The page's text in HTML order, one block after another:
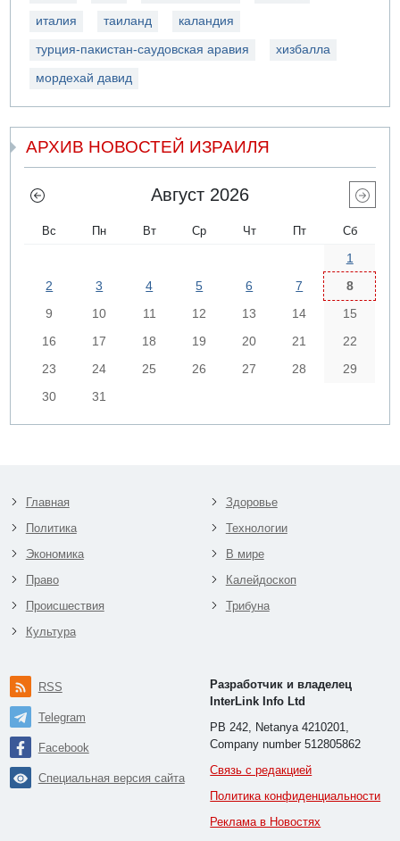
италия таиланд каландия
турция-пакистан-саудовская аравия хизбалла
мордехай давид
АРХИВ НОВОСТЕЙ ИЗРАИЛЯ
Август 2026
Вс Пн Вт Ср Чт Пт Сб
1
2
3 4 5 6 7
8
9
10 11 12 13 14
15
16
17 18 19 20 21
22
23
24 25 26 27 28
29
30
31
Главная
Политика
Экономика
Право
Происшествия
Культура
Здоровье
Технологии
В мире
Калейдоскоп
Трибуна
RSS
Telegram
Facebook
Специальная версия сайта
Разработчик и владелец
InterLink Info Ltd
PB 242, Netanya 4210201,
Company number 512805862
Связь с редакцией
Политика конфиденциальности
Реклама в Новостях